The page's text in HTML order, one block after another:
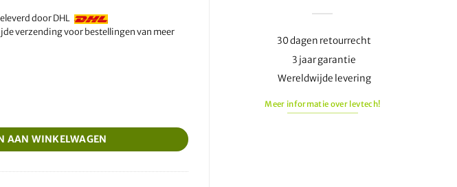
door DHL
verzending voor bestellingen van meer
Multiproduct aantal
AAN WINKELWAGEN
30 dagen retourrecht
3 jaar garantie
Wereldwijde levering
Meer informatie over levtech!